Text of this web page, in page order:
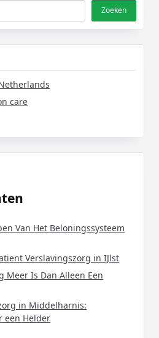
Zoeken
care
Van Het Beloningssysteem
Verslavingszorg in IJlst
Meer Is Dan Alleen Een
in Middelharnis:
een Helder